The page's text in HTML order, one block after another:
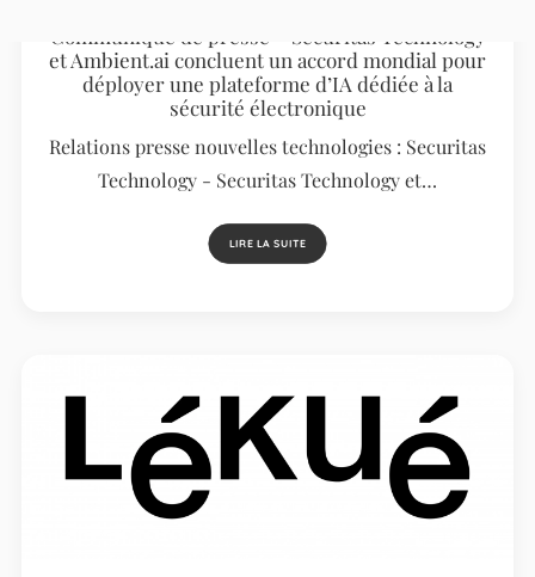
Communiqué de presse – Securitas Technology
et Ambient.ai concluent un accord mondial pour
déployer une plateforme d’IA dédiée à la
sécurité électronique
Relations presse nouvelles technologies : Securitas
Technology - Securitas Technology et…
LIRE LA SUITE